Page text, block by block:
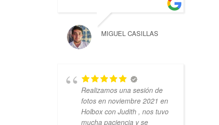
MIGUEL CASILLAS
Realizamos una sesión de
fotos en noviembre 2021 en
Holbox con Judith , nos tuvo
mucha paciencia y se